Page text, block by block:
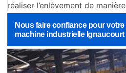
réaliser l’enlèvement de
Nous faire confiance pour votre
machine industrielle Ignaucourt